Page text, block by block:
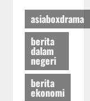
asiaboxdrama
berita
dalam
negeri
berita
ekonomi